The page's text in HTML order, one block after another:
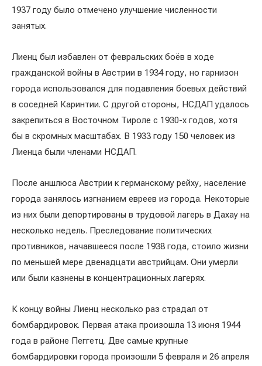
1937 году было отмечено улучшение численности
занятых.
Лиенц был избавлен от февральских боёв в ходе
гражданской войны в Австрии в 1934 году, но гарнизон
города использовался для подавления боевых действий
в соседней Каринтии. С другой стороны, НСДАП удалось
закрепиться в Восточном Тироле с 1930-х годов, хотя
бы в скромных масштабах. В 1933 году 150 человек из
Лиенца были членами НСДАП.
После аншлюса Австрии к германскому рейху, население
города занялось изгнанием евреев из города. Некоторые
из них были депортированы в трудовой лагерь в Дахау на
несколько недель. Преследование политических
противников, начавшееся после 1938 года, стоило жизни
по меньшей мере двенадцати австрийцам. Они умерли
или были казнены в концентрационных лагерях.
К концу войны Лиенц несколько раз страдал от
бомбардировок. Первая атака произошла 13 июня 1944
года в районе Пеггетц. Две самые крупные
бомбардировки города произошли 5 февраля и 26 апреля